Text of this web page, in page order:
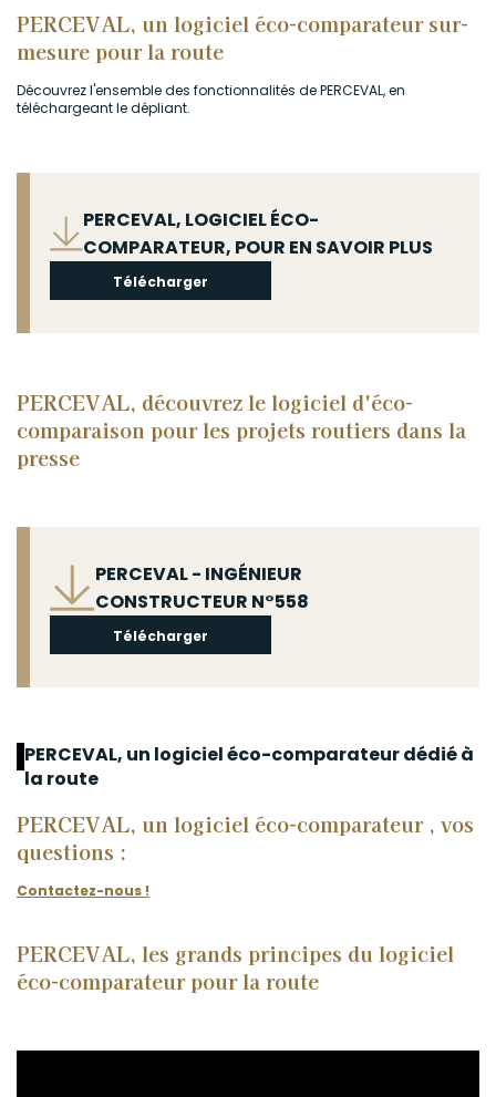
PERCEVAL, un logiciel éco-comparateur sur-
mesure pour la route
Découvrez l'ensemble des fonctionnalités de PERCEVAL, en
téléchargeant le dépliant.
FichierPERCEVAL, LOGICIEL ÉCO-
COMPARATEUR, POUR EN SAVOIR PLUS
Télécharger
PERCEVAL, découvrez le logiciel d'éco-
comparaison pour les projets routiers dans la
presse
FichierPERCEVAL - INGÉNIEUR
CONSTRUCTEUR N°558
Télécharger
PERCEVAL, un logiciel éco-comparateur dédié à
la route
PERCEVAL, un logiciel éco-comparateur , vos
questions :
Contactez-nous !
PERCEVAL, les grands principes du logiciel
éco-comparateur pour la route